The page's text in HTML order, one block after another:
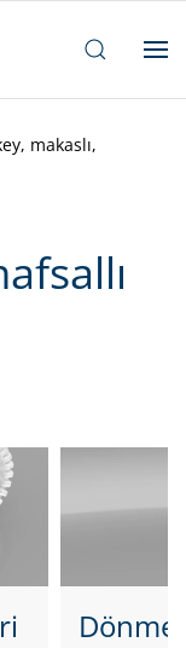
makaslı,